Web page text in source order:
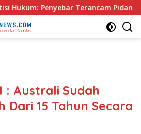
Terancam Pidana Rapat Pra
: Australi Sudah
Dari 15 Tahun Secara